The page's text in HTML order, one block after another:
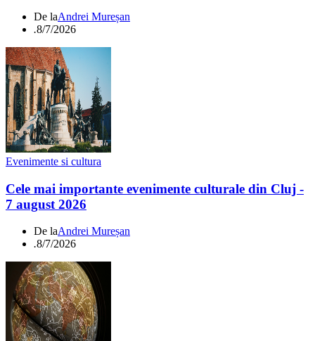
De laAndrei Mureșan
.8/7/2026
Evenimente si cultura
Cele mai importante evenimente culturale din Cluj -
7 august 2026
De laAndrei Mureșan
.8/7/2026